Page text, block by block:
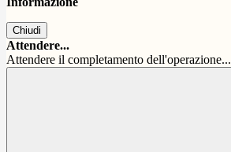
Chiudi
Attendere...
Attendere il completamento dell'operazione...